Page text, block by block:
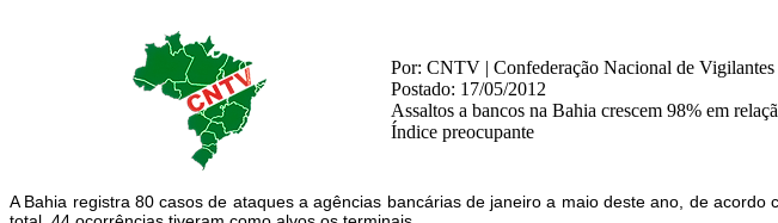
Por: CNTV | Confederação Nacional de Vigilantes
Postado: 17/05/2012
Assaltos a bancos na Bahia crescem 98% em
Índice preocupante
A Bahia registra 80 casos de ataques a agências bancárias de janeiro a maio deste ano, de